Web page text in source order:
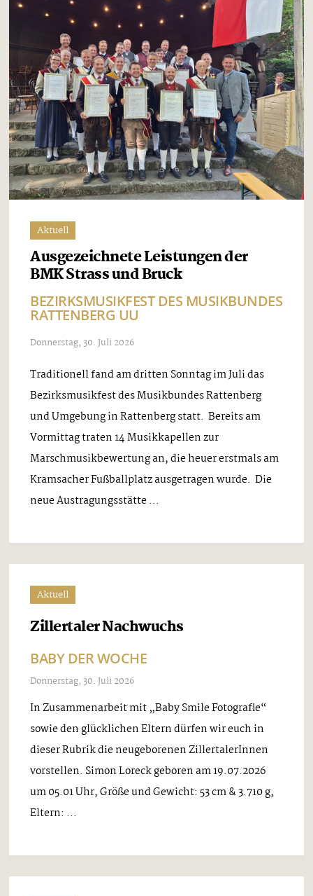
Aktuell
Ausgezeichnete Leistungen der
BMK Strass und Bruck
BEZIRKSMUSIKFEST DES MUSIKBUNDES
RATTENBERG UU
Donnerstag, 30. Juli 2026
Traditionell fand am dritten Sonntag im Juli das
Bezirksmusikfest des Musikbundes Rattenberg
und Umgebung in Rattenberg statt. Bereits am
Vormittag traten 14 Musikkapellen zur
Marschmusikbewertung an, die heuer erstmals am
Kramsacher Fußballplatz ausgetragen wurde. Die
neue Austragungsstätte ...
Aktuell
Zillertaler Nachwuchs
BABY DER WOCHE
Donnerstag, 30. Juli 2026
In Zusammenarbeit mit „Baby Smile Fotografie“
sowie den glücklichen Eltern dürfen wir euch in
dieser Rubrik die neugeborenen ZillertalerInnen
vorstellen. Simon Loreck geboren am 19.07.2026
um 05.01 Uhr, Größe und Gewicht: 53 cm & 3.710 g,
Eltern: ...